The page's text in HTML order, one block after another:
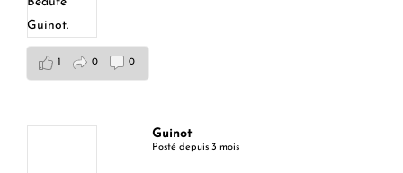
1 0 0
Guinot
Posté depuis 3 mois